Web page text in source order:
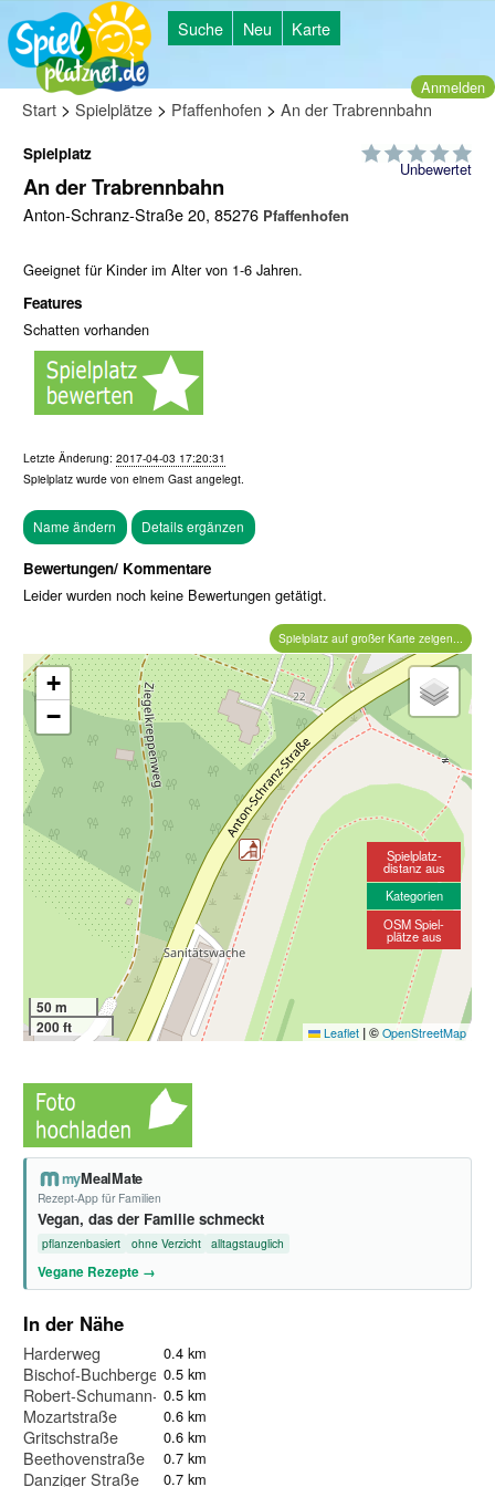
Suche Neu Karte
Anmelden
Start > Spielplätze > Pfaffenhofen > An der Trabrennbahn
Unbewertet
Spielplatz
An der Trabrennbahn
Anton-Schranz-Straße 20, 85276 Pfaffenhofen
Geeignet für Kinder im Alter von 1-6 Jahren.
Features
Schatten vorhanden
Letzte Änderung: 2017-04-03 17:20:31
Spielplatz wurde von einem Gast angelegt.
Bewertungen/ Kommentare
Leider wurden noch keine Bewertungen getätigt.
Spielplatz auf großer Karte zeigen...
+
−
50 m
200 ft
Leaflet |© OpenStreetMap
Spielplatz-
distanz aus
Kategorien
OSM Spiel-
plätze aus
myMealMate
Rezept-App für Familien
Vegan, das der Familie schmeckt
pflanzenbasiert ohne Verzicht alltagstauglich
Vegane Rezepte →
In der Nähe
Harderweg 0.4 km
Bischof-Buchberger-Platz
0.5 km
Robert-Schumann-Straße
0.5 km
Mozartstraße 0.6 km
Gritschstraße 0.6 km
Beethovenstraße 0.7 km
Danziger Straße 0.7 km